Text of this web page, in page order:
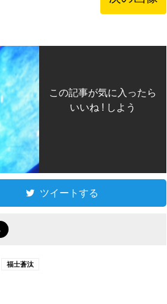
この記事が気に入ったら
いいね ! しよう
ツイートする
福士蒼汰